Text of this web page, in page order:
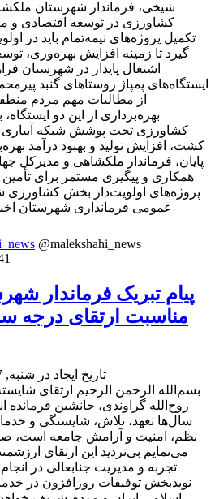
شیخی، فرماندار شهرستان
کشاورزی در توسعه اقتصادی و
تکمیل پروژه‌های نیمه‌تمام باید در
گیرد تا زمینه افزایش بهره‌وری،
اشتغال پایدار در شهرستان
ایستگاه‌های پمپاژ روستاهای گنبد
از مطالبات مهم مردم
کشاورزی تحت پوشش شبکه آبیاری
کشت، افزایش تولید و بهبود درآمد
پایان، فرماندار ملکشاهی و مدیرکل
همکاری و پیگیری مستمر برای تأمین
پروژه‌های اولویت‌دار بخش کشاورزی
عمومی فرمانداری شهرستان
@malekshahi_news
پیام تبریک فرماندار
مناسبت ارتقای درجه
تاریخ ایجاد در شنبه, 27 تیر 1405 06:30